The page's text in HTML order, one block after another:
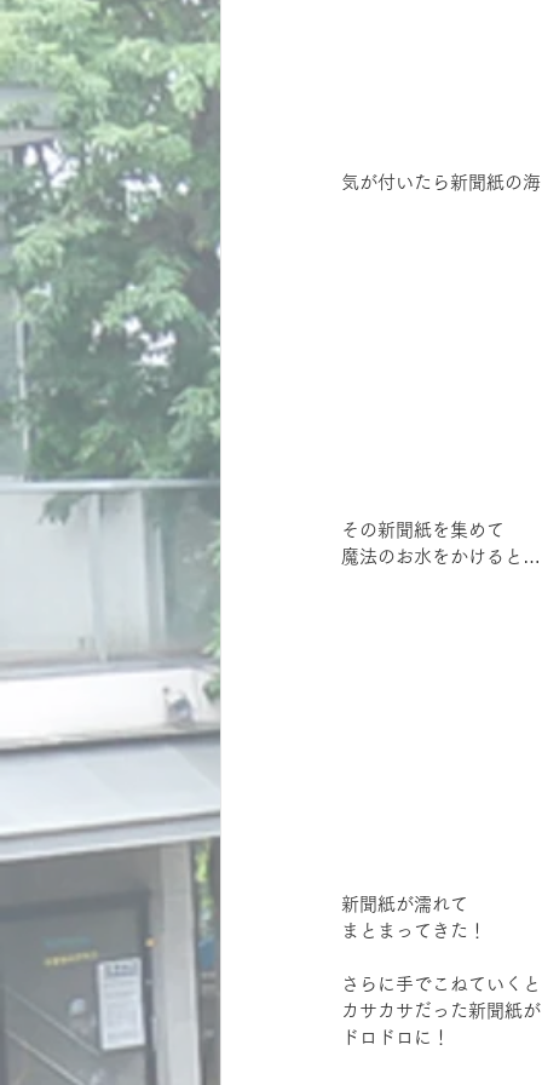
気が付いたら新聞紙の
その新聞紙を集めて
魔法のお水をかけると
新聞紙が濡れて
まとまってきた！
さらに手でこねていくと
カサカサだった新聞紙が
ドロドロに！